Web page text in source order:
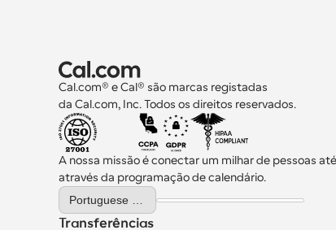
Cal.com® e Cal® são marcas registadas
da Cal.com, Inc. Todos os direitos reservados.
A nossa missão é conectar um milhar de pessoas até
através da programação de calendário.
Select Language
Transferências